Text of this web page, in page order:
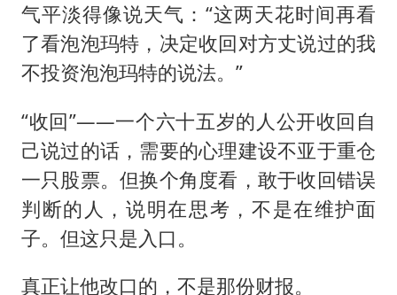
气平淡得像说天气：“这两天花时间再看
了看泡泡玛特，决定收回对方丈说过的我
不投资泡泡玛特的说法。”
“收回”——一个六十五岁的人公开收回自
己说过的话，需要的心理建设不亚于重仓
一只股票。但换个角度看，敢于收回错误
判断的人，说明在思考，不是在维护面
子。但这只是入口。
真正让他改口的，不是那份财报。